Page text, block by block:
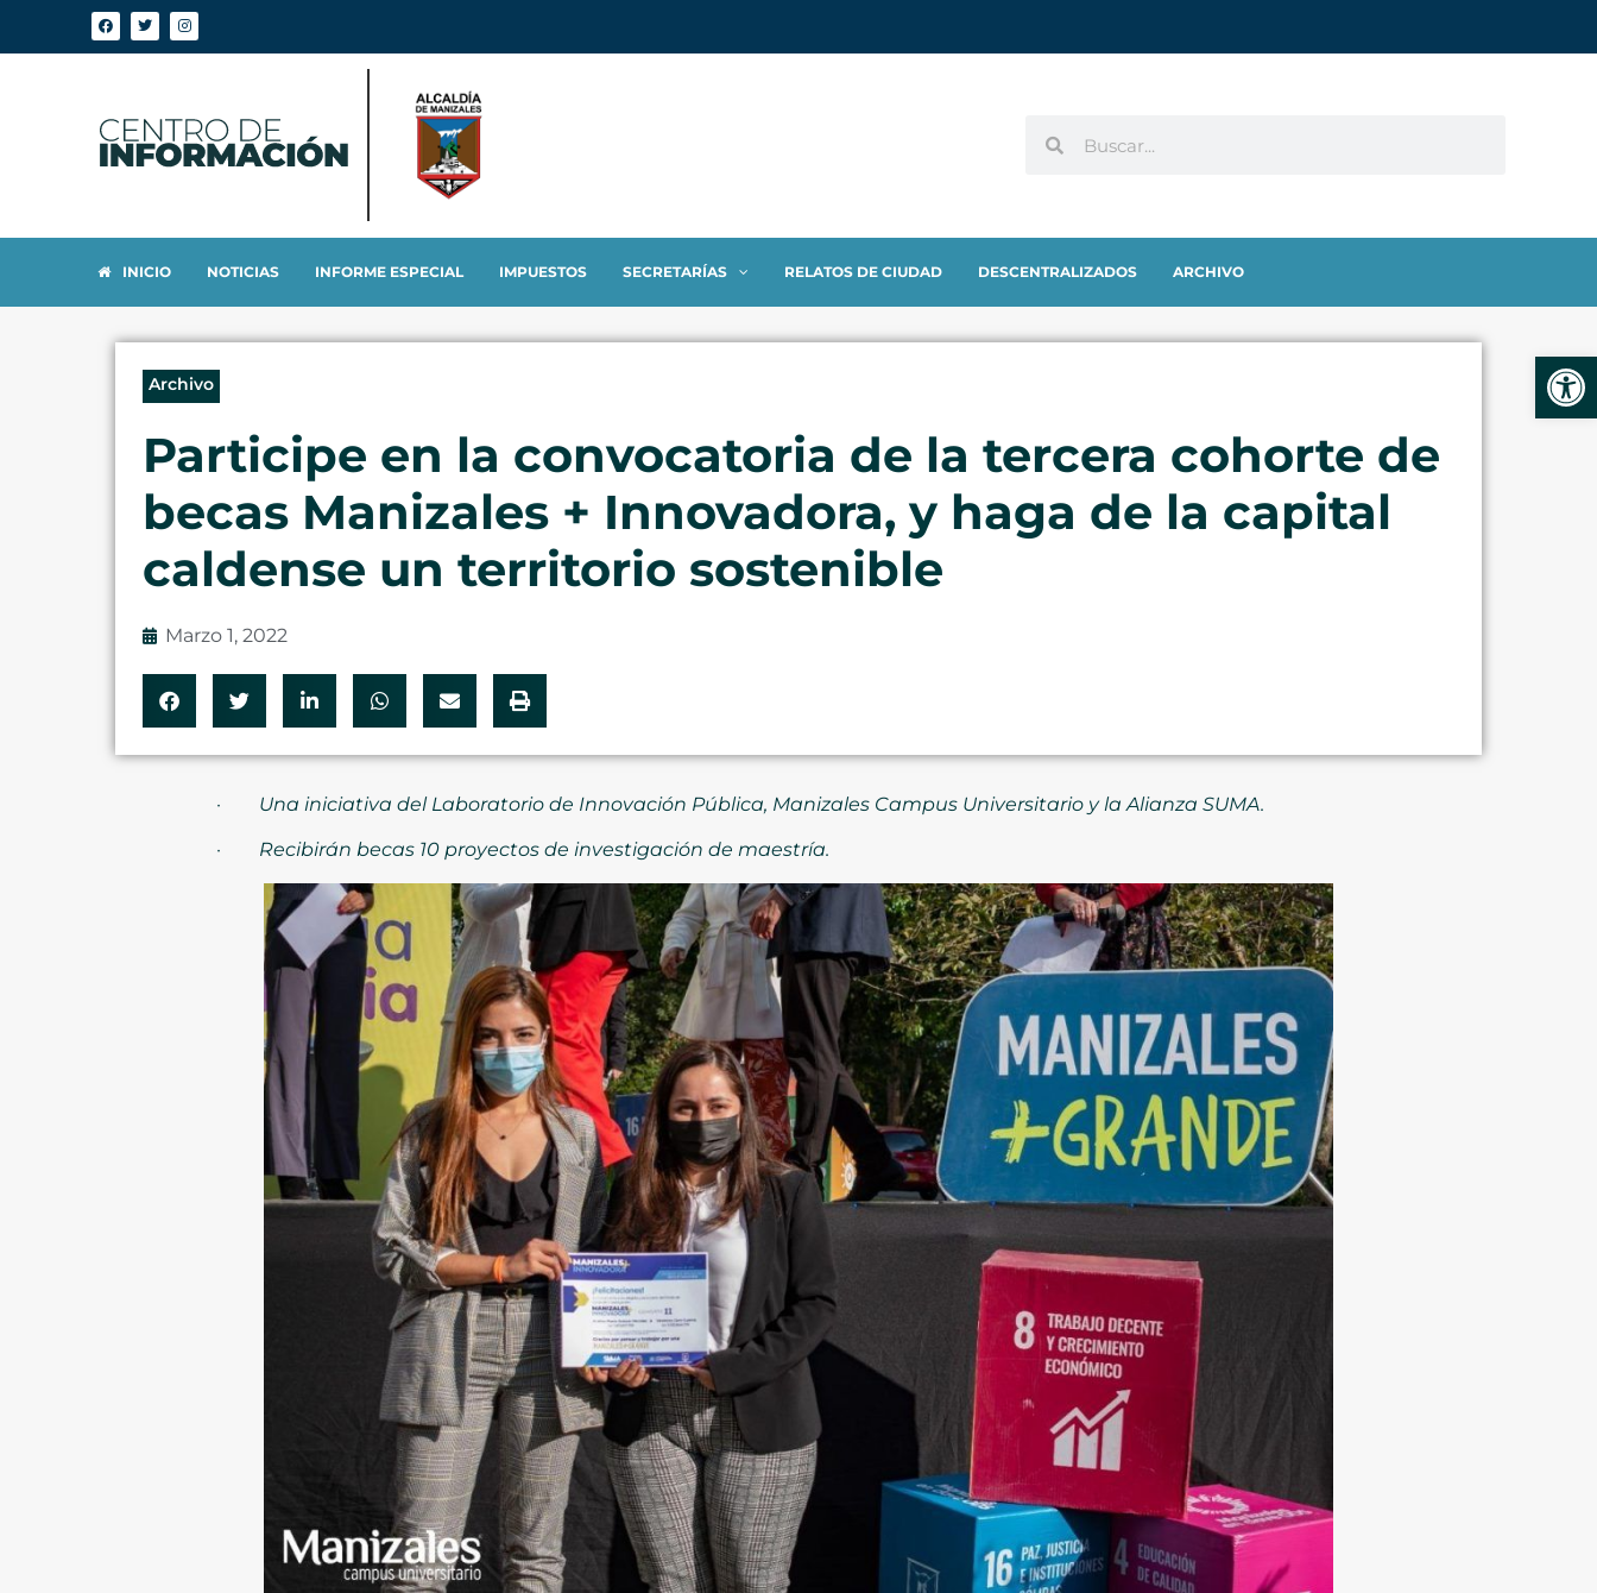
INICIO NOTICIAS INFORME ESPECIAL IMPUESTOS SECRETARÍAS RELATOS DE CIUDAD DESCENTRALIZADOS ARCHIVO
Archivo
Participe en la convocatoria de la tercera cohorte de
becas Manizales + Innovadora, y haga de la capital
caldense un territorio sostenible
Marzo 1, 2022
· Una iniciativa del Laboratorio de Innovación Pública, Manizales Campus Universitario y la Alianza SUMA.
· Recibirán becas 10 proyectos de investigación de maestría.